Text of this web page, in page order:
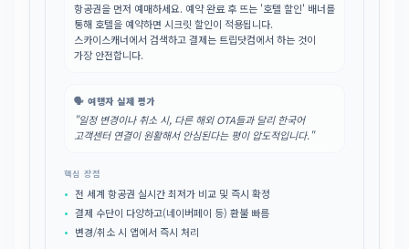
항공권을 먼저 예매하세요. 예약 완료 후 뜨는 '호텔 할인' 배너를
통해 호텔을 예약하면 시크릿 할인이 적용됩니다.
스카이스캐너에서 검색하고 결제는 트립닷컴에서 하는 것이
가장 안전합니다.
🗣️ 여행자 실제 평가
"일정 변경이나 취소 시, 다른 해외 OTA들과 달리 한국어
고객센터 연결이 원활해서 안심된다는 평이 압도적입니다."
핵심 장점
전 세계 항공권 실시간 최저가 비교 및 즉시 확정
결제 수단이 다양하고(네이버페이 등) 환불 빠름
변경/취소 시 앱에서 즉시 처리